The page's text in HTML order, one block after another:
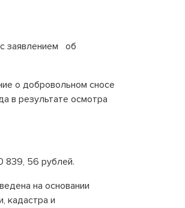
с заявлением об
о добровольном сносе
в результате осмотра
839, 56 рублей.
на основании
кадастра и